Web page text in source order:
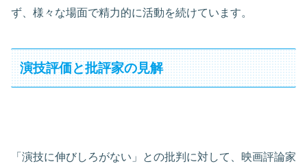
ず、様々な場面で精力的に活動を続けています。
演技評価と批評家の見解
「演技に伸びしろがない」との批判に対して、映画評論家